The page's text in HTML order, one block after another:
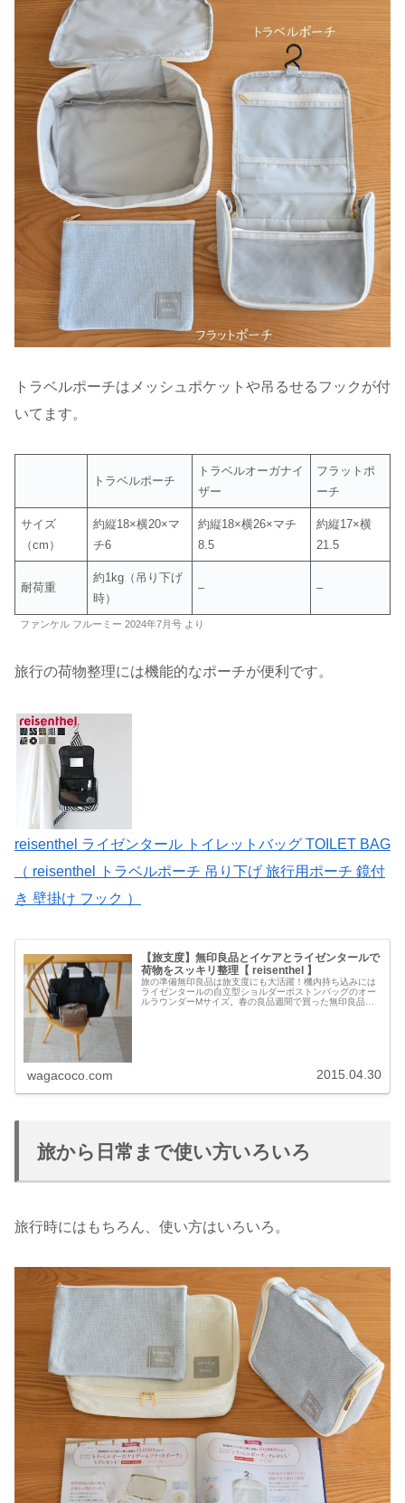
トラベルポーチはメッシュポケットや吊るせるフックが付
いてます。
トラベルポーチ
トラベルオーガナイ
ザー
フラットポ
ーチ
サイズ
（cm）
約縦18×横20×マ
チ6
約縦18×横26×マチ
8.5
約縦17×横
21.5
耐荷重
約1kg（吊り下げ
時）
– –
ファンケル フルーミー 2024年7月号 より
旅行の荷物整理には機能的なポーチが便利です。
reisenthel ライゼンタール トイレットバッグ TOILET BAG
（ reisenthel トラベルポーチ 吊り下げ 旅行用ポーチ 鏡付
き 壁掛け フック ）
【旅支度】無印良品とイケアとライゼンタールで
荷物をスッキリ整理【 reisenthel 】
旅の準備無印良品は旅支度にも大活躍！機内持ち込みには
ライゼンタールの自立型ショルダーボストンバッグのオー
ルラウンダーMサイズ。春の良品週間で買った無印良品の
wagacoco.com 2015.04.30
旅から日常まで使い方いろいろ
旅行時にはもちろん、使い方はいろいろ。